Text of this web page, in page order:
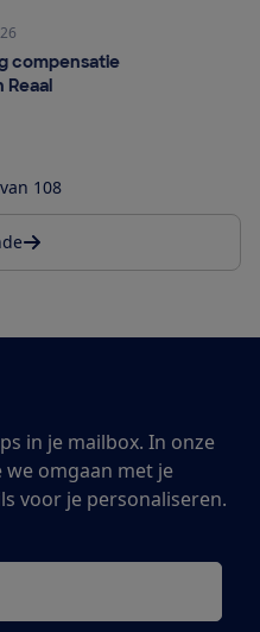
compensatie
Reaal
108
in je mailbox. In onze
we omgaan met je
voor je personaliseren.